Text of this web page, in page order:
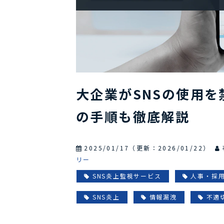
大企業がSNSの使用
の手順も徹底解説
2025/01/17 （更新： 2026/01/22 ）
リー
SNS炎上監視サービス
人事・採
SNS炎上 情報漏洩 不適